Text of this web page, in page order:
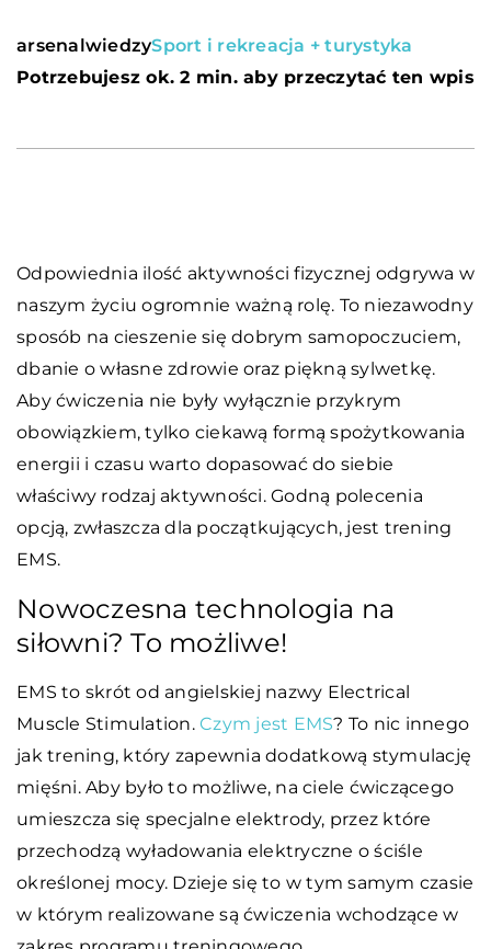
arsenalwiedzySport i rekreacja + turystyka
Potrzebujesz ok. 2 min. aby przeczytać ten wpis
Odpowiednia ilość aktywności fizycznej odgrywa w
naszym życiu ogromnie ważną rolę. To niezawodny
sposób na cieszenie się dobrym samopoczuciem,
dbanie o własne zdrowie oraz piękną sylwetkę.
Aby ćwiczenia nie były wyłącznie przykrym
obowiązkiem, tylko ciekawą formą spożytkowania
energii i czasu warto dopasować do siebie
właściwy rodzaj aktywności. Godną polecenia
opcją, zwłaszcza dla początkujących, jest trening
EMS.
Nowoczesna technologia na
siłowni? To możliwe!
EMS to skrót od angielskiej nazwy Electrical
Muscle Stimulation. Czym jest EMS? To nic innego
jak trening, który zapewnia dodatkową stymulację
mięśni. Aby było to możliwe, na ciele ćwiczącego
umieszcza się specjalne elektrody, przez które
przechodzą wyładowania elektryczne o ściśle
określonej mocy. Dzieje się to w tym samym czasie
w którym realizowane są ćwiczenia wchodzące w